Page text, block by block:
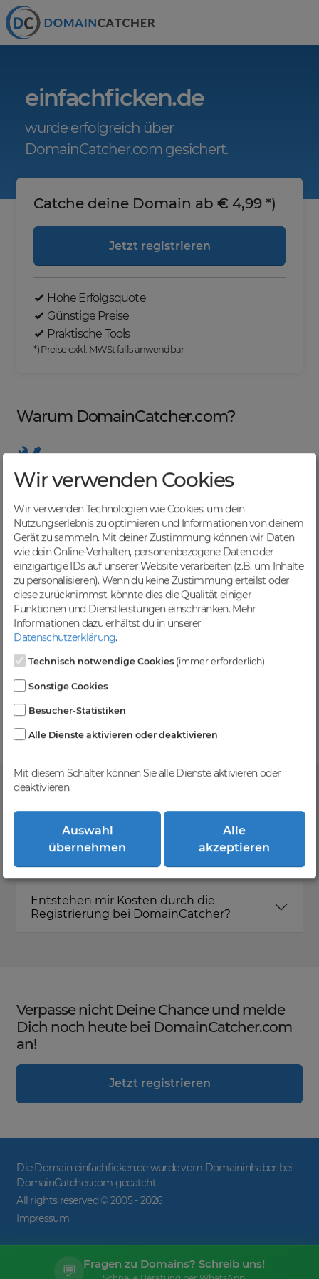
einfachficken.de
wurde erfolgreich über
DomainCatcher.com gesichert.
Warum DomainCatcher.com?
Nützliche Tools
Von Domainern für Domainer entwickelt, mit
übersichtlichen Listen für effizientes Management
Günstige Preise
Backorders bereits ab € 4,99. Je nach deinem Tier-
Level und zzgl. MwSt falls anwendbar
Kein Gebotsverfahren
Einfaches System - Deine Orders werden nach dem
Catche deine Domain ab € 4,99 *)
Jetzt registrieren
Hohe Erfolgsquote
Günstige Preise
Praktische Tools
*) Preise exkl. MWSt falls anwendbar
FAQ
Was ist DomainCatcher?
Entstehen mir Kosten durch die
Registrierung bei DomainCatcher?
Verpasse nicht Deine Chance und melde
Dich noch heute bei DomainCatcher.com
an!
Jetzt registrieren
Die Domain einfachficken.de wurde vom Domaininhaber bei
DomainCatcher.com gecatcht.
All rights reserved © 2005 -2026
Impressum
💬 Fragen zu Domains? Schreib uns!
Wir verwenden Cookies
Wir verwenden Technologien wie Cookies, um dein
Nutzungserlebnis zu optimieren und Informationen von deinem
Gerät zu sammeln. Mit deiner Zustimmung können wir Daten
wie dein Online-Verhalten, personenbezogene Daten oder
einzigartige IDs auf unserer Website verarbeiten (z.B. um Inhalte
zu personalisieren). Wenn du keine Zustimmung erteilst oder
diese zurücknimmst, könnte dies die Qualität einiger
Funktionen und Dienstleistungen einschränken. Mehr
Informationen dazu erhältst du in unserer
Datenschutzerklärung.
Technisch notwendige Cookies (immer erforderlich)
Sonstige Cookies
Besucher-Statistiken
Alle Dienste aktivieren oder deaktivieren
Mit diesem Schalter können Sie alle Dienste aktivieren oder
deaktivieren.
Auswahl
übernehmen
Alle
akzeptieren